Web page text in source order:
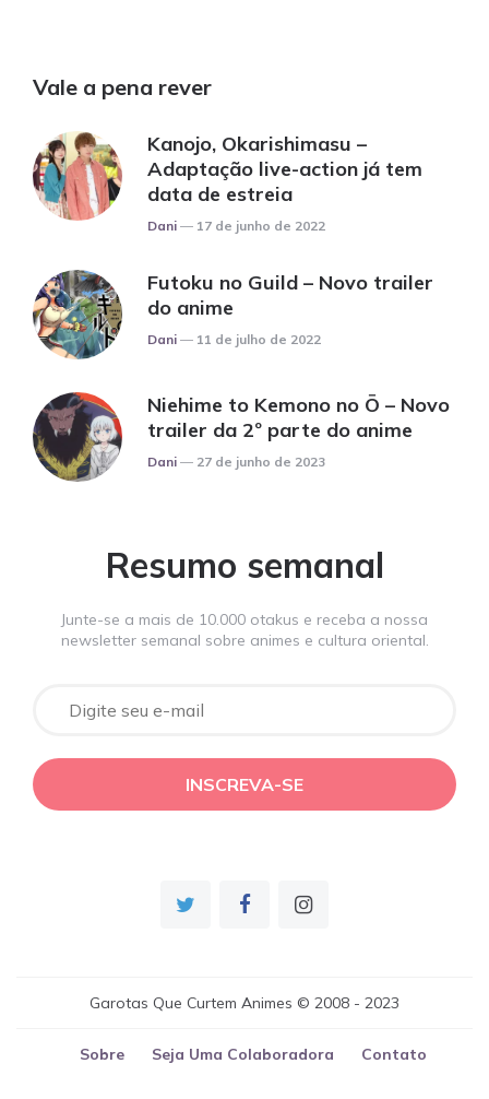
Vale a pena rever
Kanojo, Okarishimasu –
Adaptação live-action já tem
data de estreia
Posted
Dani 17 de junho de 2022
Futoku no Guild – Novo trailer
do anime
Posted
Dani 11 de julho de 2022
Niehime to Kemono no Ō – Novo
trailer da 2º parte do anime
Posted
Dani 27 de junho de 2023
Resumo semanal
Junte-se a mais de 10.000 otakus e receba a nossa
newsletter semanal sobre animes e cultura oriental.
Garotas Que Curtem Animes © 2008 - 2023
Sobre Seja Uma Colaboradora Contato